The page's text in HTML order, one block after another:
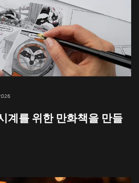
계를 위한 만화책을 만들